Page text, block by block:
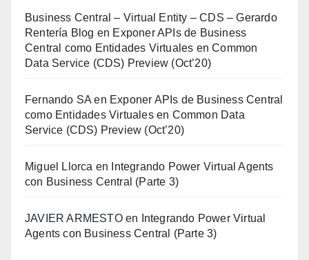
Business Central – Virtual Entity – CDS – Gerardo
Rentería Blog en Exponer APIs de Business
Central como Entidades Virtuales en Common
Data Service (CDS) Preview (Oct’20)
Fernando SA en Exponer APIs de Business Central
como Entidades Virtuales en Common Data
Service (CDS) Preview (Oct’20)
Miguel Llorca en
Integrando Power Virtual Agents
con Business Central (Parte 3)
JAVIER ARMESTOen
Integrando Power Virtual
Agents con Business Central (Parte 3)